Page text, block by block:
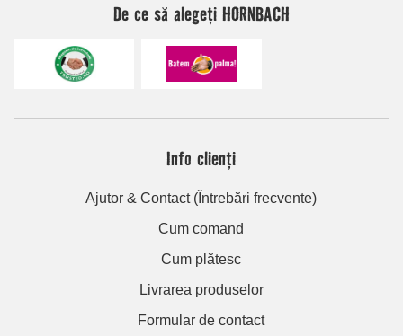
De ce să alegeți HORNBACH
Info clienți
Ajutor & Contact (Întrebări frecvente)
Cum comand
Cum plătesc
Livrarea produselor
Formular de contact